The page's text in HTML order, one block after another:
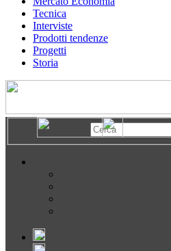
Tecnica
Interviste
Prodotti tendenze
Progetti
Storia